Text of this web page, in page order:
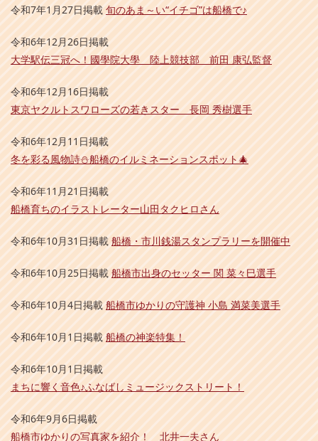
令和7年1月27日掲載 旬のあま～い“イチゴ”は船橋で♪
令和6年12月26日掲載
大学駅伝三冠へ！國學院大學 陸上競技部 前田 康弘監督
令和6年12月16日掲載
東京ヤクルトスワローズの若きスター 長岡 秀樹選手
令和6年12月11日掲載
冬を彩る風物詩⛄船橋のイルミネーションスポット🎄
令和6年11月21日掲載
船橋育ちのイラストレーター山田タクヒロさん
令和6年10月31日掲載 船橋・市川銭湯スタンプラリーを開催中
令和6年10月25日掲載 船橋市出身のセッター 関 菜々巳選手
令和6年10月4日掲載 船橋市ゆかりの守護神 小島 満菜美選手
令和6年10月1日掲載 船橋の神楽特集！
令和6年10月1日掲載
まちに響く音色♪ふなばしミュージックストリート！
令和6年9月6日掲載
船橋市ゆかりの写真家を紹介！ 北井一夫さん